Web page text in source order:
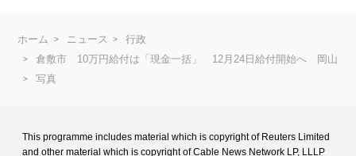
ホーム ニュース
行政
倉敷市 10万円給付は「現金一括」 12月24日給付開始へ 岡山
写真
This programme includes material which is copyright of Reuters Limited
and other material which is copyright of Cable News Network LP, LLLP